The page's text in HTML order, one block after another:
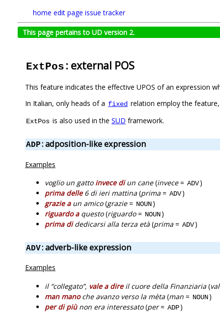
home edit page issue tracker
This page pertains to UD version 2.
ExtPos : external POS
This feature indicates the effective UPOS of an expression
In Italian, only heads of a fixed relation employ the
ExtPos is also used in the SUD framework.
ADP: adposition-like expression
Examples
voglio un gatto invece diun cane(invece= ADV)
prima delle6 di ieri mattina (prima = ADV)
grazie aun amico(grazie= NOUN)
riguardo aquesto(riguardo= NOUN)
prima didedicarsi alla terza età (prima = ADV)
ADV: adverb-like expression
Examples
il “collegato”, vale a direil cuore della Finanziaria (
man manoche avanzo verso la mèta (man = NOUN)
per di piùnon era interessato(per= ADP)